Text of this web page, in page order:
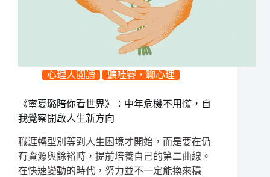
心理人閱讀 聽哇賽，聊心理
《寧夏璐陪你看世界》：中年危機不用慌，自
我覺察開啟人生新方向
職涯轉型別等到人生困境才開始，而是要在仍
有資源與餘裕時，提前培養自己的第二曲線。
在快速變動的時代，努力並不一定能換來穩